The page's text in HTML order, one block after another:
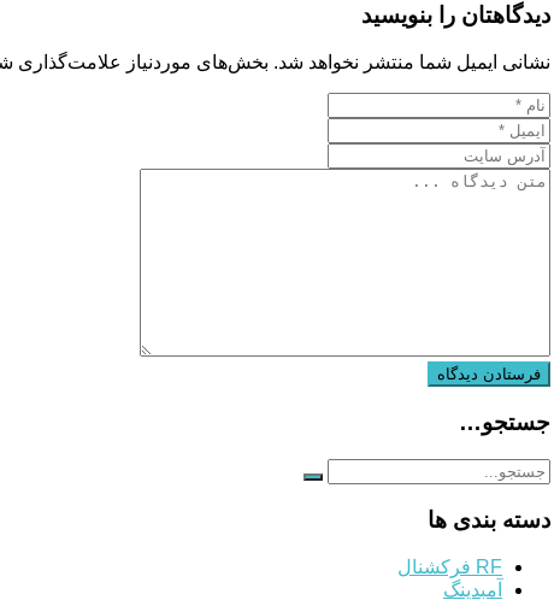
دیدگاهتان را بنویسید
نشانی ایمیل شما منتشر نخواهد شد. بخش‌های موردنیاز علامت‌گذاری
جستجو…
دسته بندی ها
RF فرکشنال
آمبدینگ